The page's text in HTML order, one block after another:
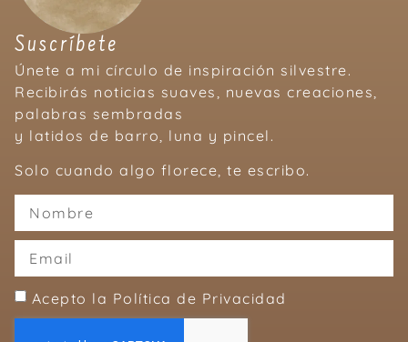
Suscríbete
Únete a mi círculo de inspiración silvestre.
Recibirás noticias suaves, nuevas creaciones,
palabras sembradas
y latidos de barro, luna y pincel.
Solo cuando algo florece, te escribo.
Acepto la Política de Privacidad